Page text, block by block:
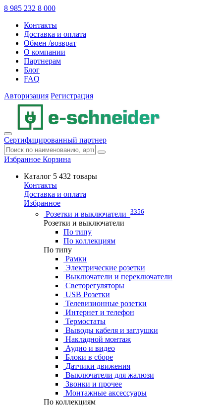
8 985 232 8 000
Контакты
Доставка и оплата
Обмен /возврат
О компании
Партнерам
Блог
FAQ
Авторизация Регистрация
Сертифицированный партнер
Избранное Корзина
Каталог 5 432 товары
Контакты
Доставка и оплата
Избранное
Розетки и выключатели 3356
Розетки и выключатели
По типу
По коллекциям
По типу
Рамки
Электрические розетки
Выключатели и переключатели
Светорегуляторы
USB Розетки
Телевизионные розетки
Интернет и телефон
Термостаты
Выводы кабеля и заглушки
Накладной монтаж
Аудио и видео
Блоки в сборе
Датчики движения
Выключатели для жалюзи
Звонки и прочее
Монтажные аксессуары
По коллекциям